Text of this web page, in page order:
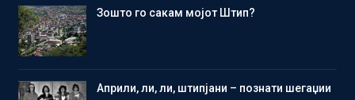
Зошто го сакам мојот Штип?
Aприли, ли, ли, штипјани – познати шегаџии